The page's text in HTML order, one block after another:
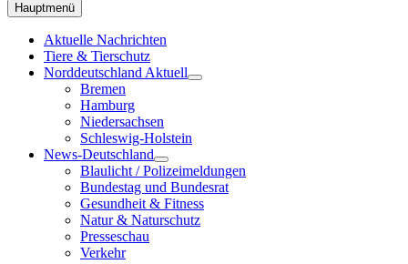
Hauptmenü
Aktuelle Nachrichten
Tiere & Tierschutz
Norddeutschland Aktuell
Bremen
Hamburg
Niedersachsen
Schleswig-Holstein
News-Deutschland
Blaulicht / Polizeimeldungen
Bundestag und Bundesrat
Gesundheit & Fitness
Natur & Naturschutz
Presseschau
Verkehr